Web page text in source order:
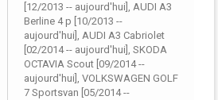
[12/2013 -- aujourd'hui], AUDI A3
Berline 4 p [10/2013 --
aujourd'hui], AUDI A3 Cabriolet
[02/2014 -- aujourd'hui], SKODA
OCTAVIA Scout [09/2014 --
aujourd'hui], VOLKSWAGEN GOLF
7 Sportsvan [05/2014 --